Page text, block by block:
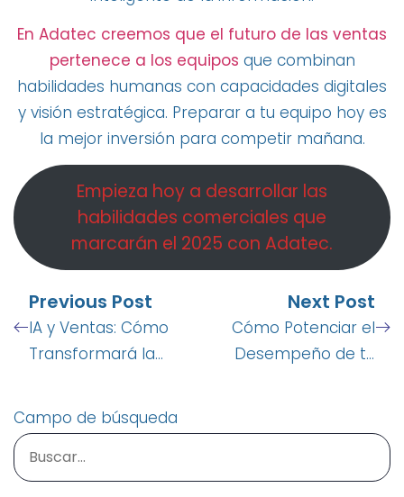
En Adatec creemos que el futuro de las ventas
pertenece a los equipos que combinan
habilidades humanas con capacidades digitales
y visión estratégica. Preparar a tu equipo hoy es
la mejor inversión para competir mañana.
Empieza hoy a desarrollar las
habilidades comerciales que
marcarán el 2025 con Adatec.
Previous Post
IA y Ventas: Cómo
Transformará la
los Próximos Años
Next Post
Cómo Potenciar el
Desempeño de tu
Campo de búsqueda